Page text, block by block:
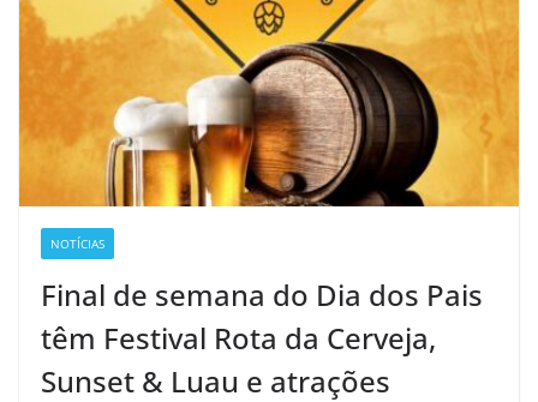
NOTÍCIAS
Final de semana do Dia dos Pais
têm Festival Rota da Cerveja,
Sunset & Luau e atrações